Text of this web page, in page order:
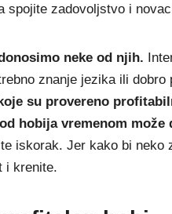
spojite zadovoljstvo i
neke od njih.
znanje jezika ili dobro
su provereno
hobija vremenom može
iskorak. Jer kako bi
i krenite.